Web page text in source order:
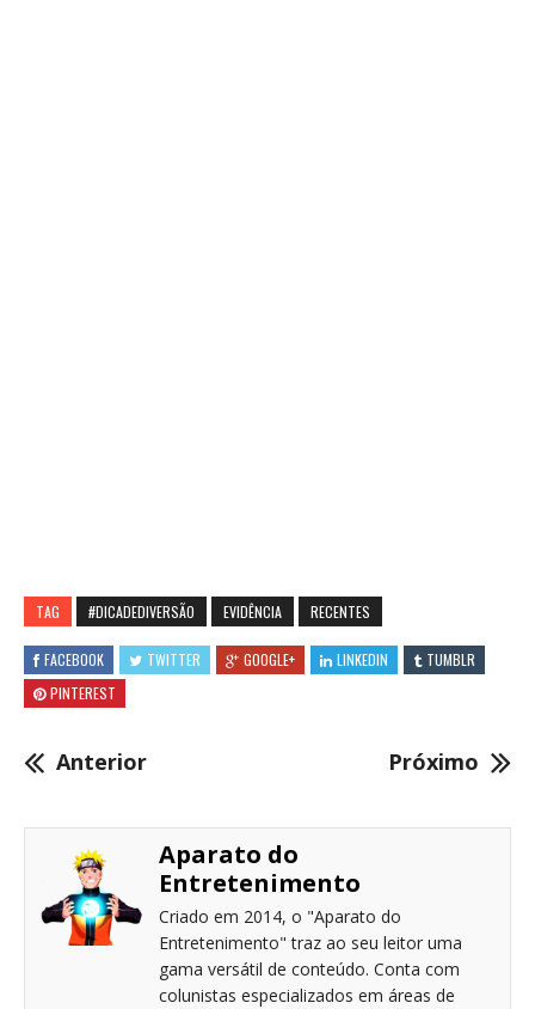
TAG #DICADEDIVERSÃO EVIDÊNCIA RECENTES
FACEBOOK TWITTER GOOGLE+ LINKEDIN
TUMBLR
PINTEREST
Anterior Próximo
Aparato do
Entretenimento
Criado em 2014, o "Aparato do
Entretenimento" traz ao seu leitor uma
gama versátil de conteúdo. Conta com
colunistas especializados em áreas de